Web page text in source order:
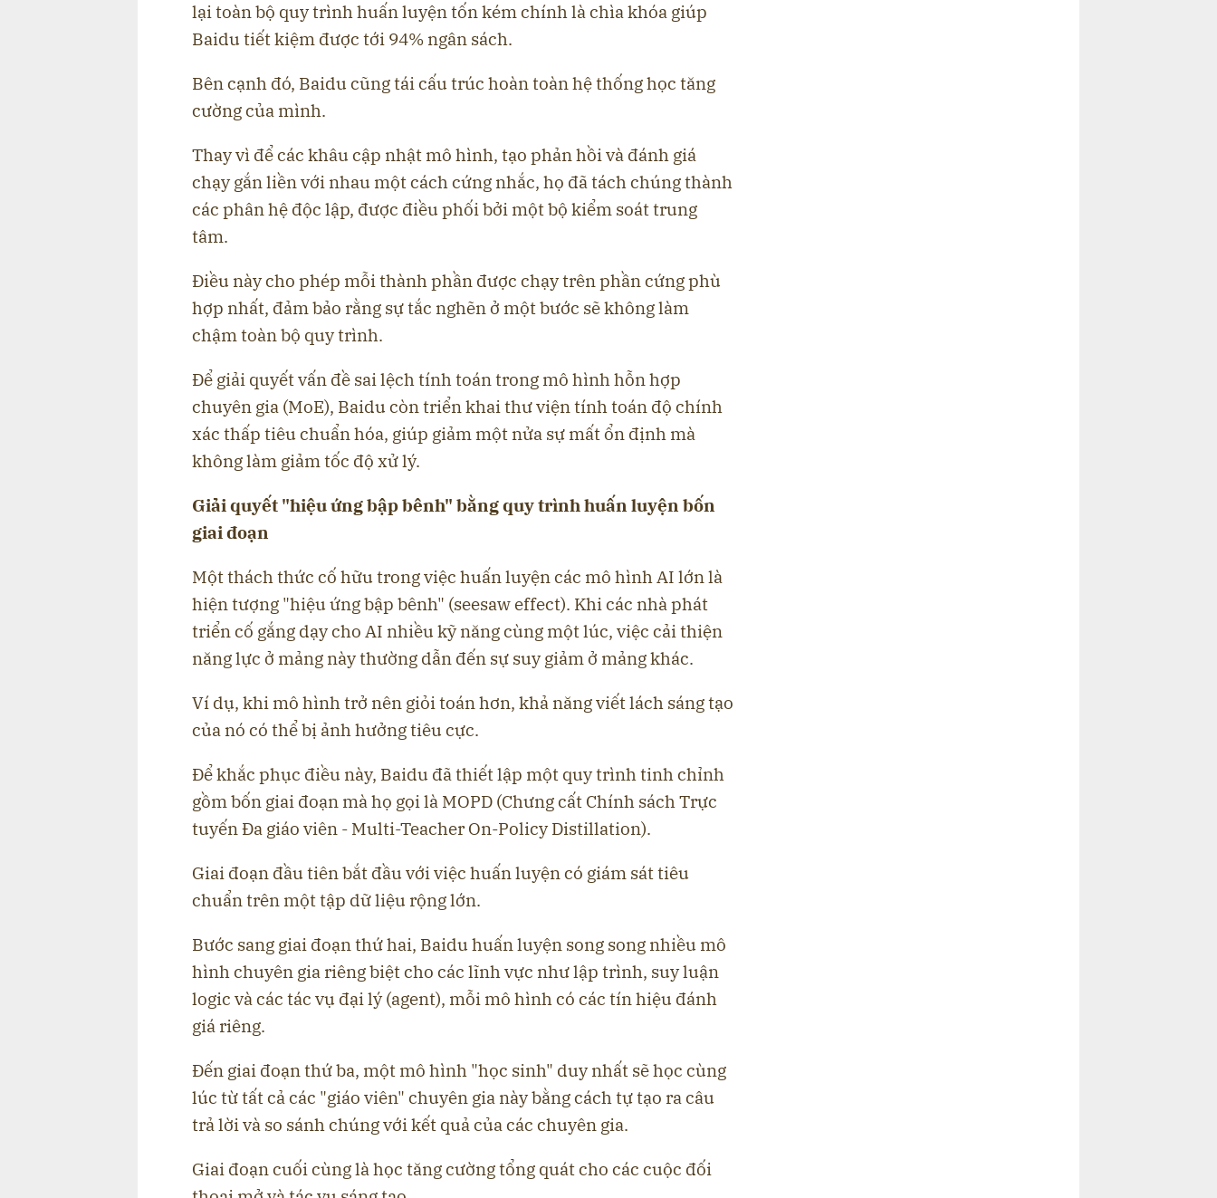
lại toàn bộ quy trình huấn luyện tốn kém chính là chìa khóa giúp
Baidu tiết kiệm được tới 94% ngân sách.
Bên cạnh đó, Baidu cũng tái cấu trúc hoàn toàn hệ thống học tăng
cường của mình.
Thay vì để các khâu cập nhật mô hình, tạo phản hồi và đánh giá
chạy gắn liền với nhau một cách cứng nhắc, họ đã tách chúng thành
các phân hệ độc lập, được điều phối bởi một bộ kiểm soát trung
tâm.
Điều này cho phép mỗi thành phần được chạy trên phần cứng phù
hợp nhất, đảm bảo rằng sự tắc nghẽn ở một bước sẽ không làm
chậm toàn bộ quy trình.
Để giải quyết vấn đề sai lệch tính toán trong mô hình hỗn hợp
chuyên gia (MoE), Baidu còn triển khai thư viện tính toán độ chính
xác thấp tiêu chuẩn hóa, giúp giảm một nửa sự mất ổn định mà
không làm giảm tốc độ xử lý.
Giải quyết "hiệu ứng bập bênh" bằng quy trình huấn luyện bốn
giai đoạn
Một thách thức cố hữu trong việc huấn luyện các mô hình AI lớn là
hiện tượng "hiệu ứng bập bênh" (seesaw effect). Khi các nhà phát
triển cố gắng dạy cho AI nhiều kỹ năng cùng một lúc, việc cải thiện
năng lực ở mảng này thường dẫn đến sự suy giảm ở mảng khác.
Ví dụ, khi mô hình trở nên giỏi toán hơn, khả năng viết lách sáng tạo
của nó có thể bị ảnh hưởng tiêu cực.
Để khắc phục điều này, Baidu đã thiết lập một quy trình tinh chỉnh
gồm bốn giai đoạn mà họ gọi là MOPD (Chưng cất Chính sách Trực
tuyến Đa giáo viên - Multi-Teacher On-Policy Distillation).
Giai đoạn đầu tiên bắt đầu với việc huấn luyện có giám sát tiêu
chuẩn trên một tập dữ liệu rộng lớn.
Bước sang giai đoạn thứ hai, Baidu huấn luyện song song nhiều mô
hình chuyên gia riêng biệt cho các lĩnh vực như lập trình, suy luận
logic và các tác vụ đại lý (agent), mỗi mô hình có các tín hiệu đánh
giá riêng.
Đến giai đoạn thứ ba, một mô hình "học sinh" duy nhất sẽ học cùng
lúc từ tất cả các "giáo viên" chuyên gia này bằng cách tự tạo ra câu
trả lời và so sánh chúng với kết quả của các chuyên gia.
Giai đoạn cuối cùng là học tăng cường tổng quát cho các cuộc đối